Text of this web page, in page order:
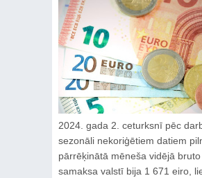
2024. gada 2. ceturksnī pēc
sezonāli nekoriģētiem datiem
pārrēķinātā mēneša vidējā
samaksa valstī bija 1 671 eiro,